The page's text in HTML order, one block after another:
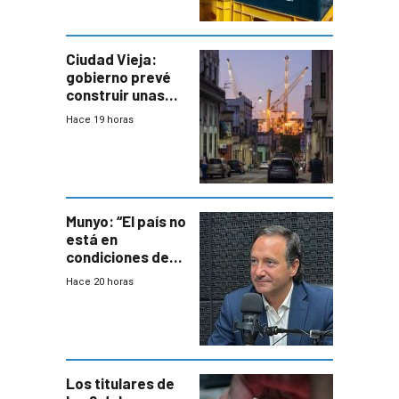
Ciudad Vieja:
gobierno prevé
construir unas
mil viviendas en
Hace 19 horas
Munyo: “El país no
está en
condiciones de
enfrentar una
Hace 20 horas
Los titulares de